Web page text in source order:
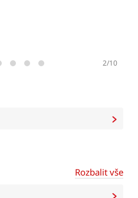
2/10
Rozbalit vše